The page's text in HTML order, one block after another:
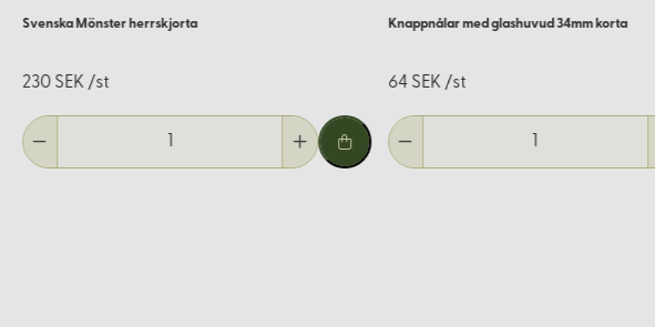
Svenska Mönster herrskjorta
230 SEK /st
Knappnålar med glashuvud 34mm korta
64 SEK /st